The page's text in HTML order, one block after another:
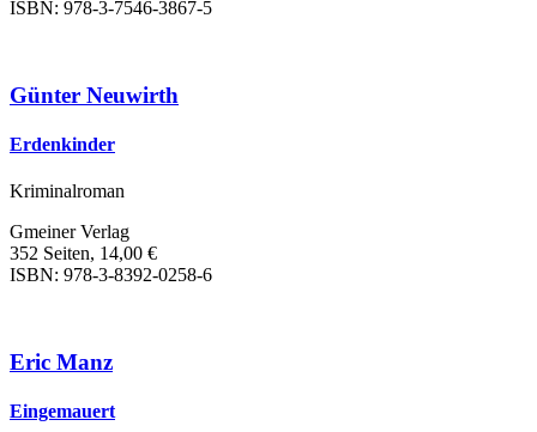
ISBN: 978-3-7546-3867-5
Günter Neuwirth
Erdenkinder
Kriminalroman
Gmeiner Verlag
352 Seiten, 14,00 €
ISBN: 978-3-8392-0258-6
Eric Manz
Eingemauert